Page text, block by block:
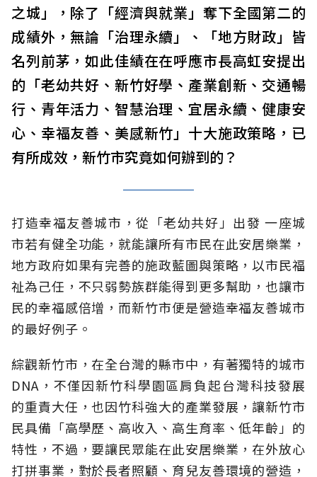
之城」，除了「經濟與就業」奪下全國第二的
成績外，無論「治理永續」、「地方財政」皆
名列前茅，如此佳績在在呼應市長高虹安提出
的「老幼共好、新竹好學、產業創新、交通暢
行、青年活力、智慧治理、宜居永續、健康安
心、幸福友善、美感新竹」十大施政策略，已
有所成效，新竹市究竟如何辦到的？
打造幸福友善城市，從「老幼共好」出發 一座城
市若有健全功能，就能讓所有市民在此安居樂業，
地方政府如果有完善的施政藍圖與策略，以市民福
祉為己任，不只弱勢族群能得到更多幫助，也讓市
民的幸福感倍增，而新竹市便是營造幸福友善城市
的最好例子。
綜觀新竹市，在全台灣的縣市中，有著獨特的城市
DNA，不僅因新竹科學園區肩負起台灣科技發展
的重責大任，也因竹科強大的產業發展，讓新竹市
民具備「高學歷、高收入、高生育率、低年齡」的
特性，不過，要讓民眾能在此安居樂業，在外放心
打拼事業，對於長者照顧、育兒友善環境的營造，